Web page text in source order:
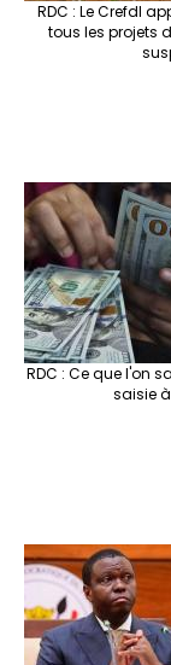
RDC : Le Crefdl
tous les projets
RDC : Ce que l'on
saisie